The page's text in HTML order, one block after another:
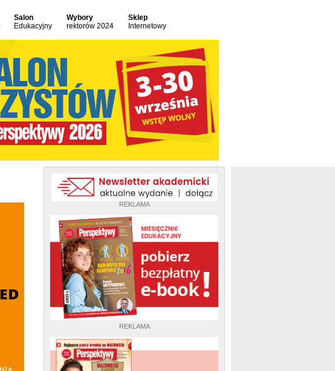
Salon
Edukacyjny
Wybory
rektorów 2024
Sklep
Internetowy
REKLAMA
REKLAMA